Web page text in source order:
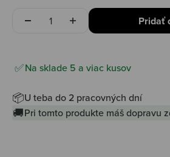
Množstvo Pridať
Na sklade 5 a viac kusov
📦U teba do 2 pracovných dní
🚚Pri tomto produkte máš dopravu